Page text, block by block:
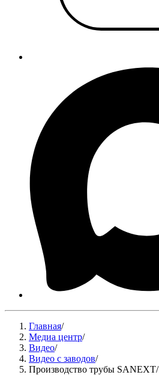
Главная/
Медиа центр/
Видео/
Видео с заводов/
Производство трубы SANEXT/